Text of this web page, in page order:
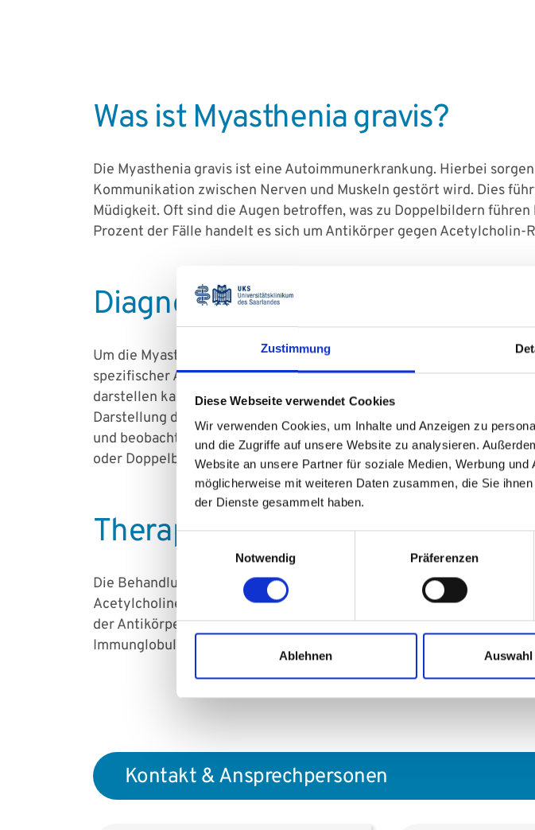
Zustimmung
Diese Webseite verwendet Cookies
Wir verwenden Cookies, um Inhalte und Anzeigen zu
und die Zugriffe auf unsere Website zu analysieren.
Website an unsere Partner für soziale Medien, Werbung
möglicherweise mit weiteren Daten zusammen, die Sie
der Dienste gesammelt haben.
Notwendig
Präferenzen
Ablehnen Auswahl
Was ist Myasthenia gravis?
Die Myasthenia gravis ist eine Autoimmunerkrankung. Hierbei
Kommunikation zwischen Nerven und Muskeln gestört wird. Dies
Müdigkeit. Oft sind die Augen betroffen, was zu Doppelbildern
Prozent der Fälle handelt es sich um Antikörper gegen Acetylcholin-
Diagnostik bei Myasthenia gravis
Um die Myasthenia gravis zu diagnostizieren, verwenden wir
spezifischer Antikörper, elektrophysiologische Diagnostik mittels
darstellen kann zur Untersuchung der Muskelaktivität und
Darstellung des Thymus. Ein Therapieversuch mit Pyridostigmin
und beobachtet wird, ob sich dadurch, je nach geschilderter
oder Doppelbilder verbessern, was typisch für Myasthenia gravis ist.
Therapie der Myasthenia gravis
Die Behandlung der Myasthenia gravis am Universitätsklinikum des
Acetylcholinesterase-Hemmer verbessern die Kommunikation
der Antikörper reduzieren. In schweren Fällen können
Immunglobuline (IVIG) helfen. Eine Thymektomie, also die
Kontakt & Ansprechpersonen